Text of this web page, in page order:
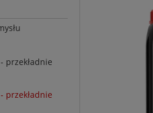
przekładnie
przekładnie